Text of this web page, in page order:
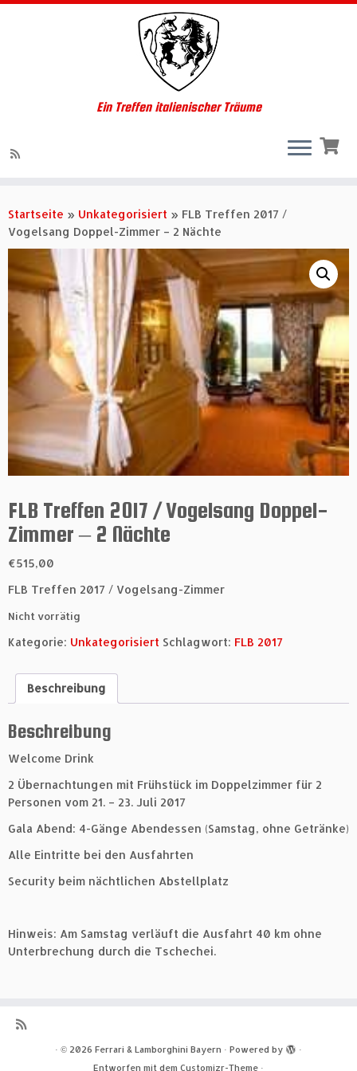
Inhalt
springen
Ein Treffen italienischer Träume
Startseite » Unkategorisiert » FLB Treffen 2017 /
Vogelsang Doppel-Zimmer – 2 Nächte
FLB Treffen 2017 / Vogelsang Doppel-
Zimmer – 2 Nächte
€515,00
FLB Treffen 2017 / Vogelsang-Zimmer
Nicht vorrätig
Kategorie: Unkategorisiert Schlagwort: FLB 2017
Beschreibung
Beschreibung
Welcome Drink
2 Übernachtungen mit Frühstück im Doppelzimmer für 2
Personen vom 21. – 23. Juli 2017
Gala Abend: 4-Gänge Abendessen (Samstag, ohne Getränke)
Alle Eintritte bei den Ausfahrten
Security beim nächtlichen Abstellplatz
Hinweis: Am Samstag verläuft die Ausfahrt 40 km ohne
Unterbrechung durch die Tschechei.
· © 2026 Ferrari & Lamborghini Bayern · Powered by
·
Entworfen mit dem Customizr-Theme ·